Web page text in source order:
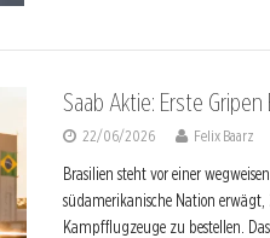
Saab Aktie: Erste
22/06/2026 Felix Baarz
Brasilien steht vor einer
südamerikanische Nation
Kampfflugzeuge zu bestellen.